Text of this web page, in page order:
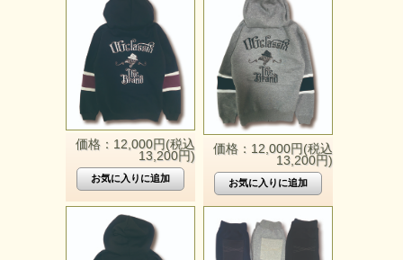
価格：12,000円(税込
13,200円)
価格：12,000円(税込
13,200円)